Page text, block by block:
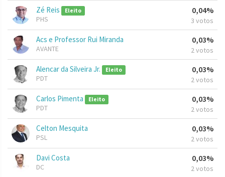
Zé Reis Eleito
PHS
0,04%
3 votos
Acs e Professor Rui Miranda
AVANTE
0,03%
2 votos
Alencar da Silveira Jr. Eleito
PDT
0,03%
2 votos
Carlos Pimenta Eleito
PDT
0,03%
2 votos
Celton Mesquita
PSL
0,03%
2 votos
Davi Costa
DC
0,03%
2 votos